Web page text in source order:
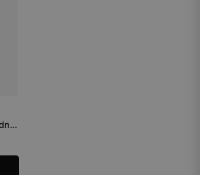
Krém na obuv ve středně hnědé barvě